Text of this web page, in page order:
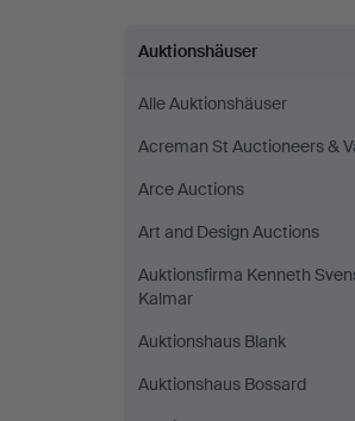
Auktionshäuser
Alle Auktionshäuser
Acreman St Auctioneers &
Arce Auctions
Art and Design Auctions
Auktionsfirma Kenneth
Kalmar
Auktionshaus Blank
Auktionshaus Bossard